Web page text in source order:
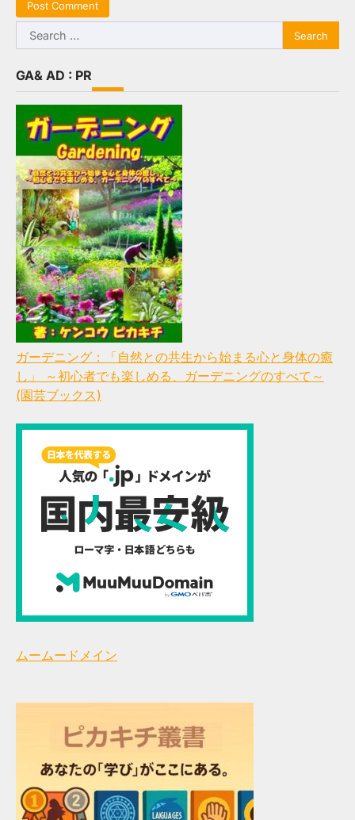
Search
for:
GA& AD : PR
ガーデニング：「自然との共生から始まる心と身体の癒
し」 ～初心者でも楽しめる、ガーデニングのすべて～
(園芸ブックス)
ムームードメイン